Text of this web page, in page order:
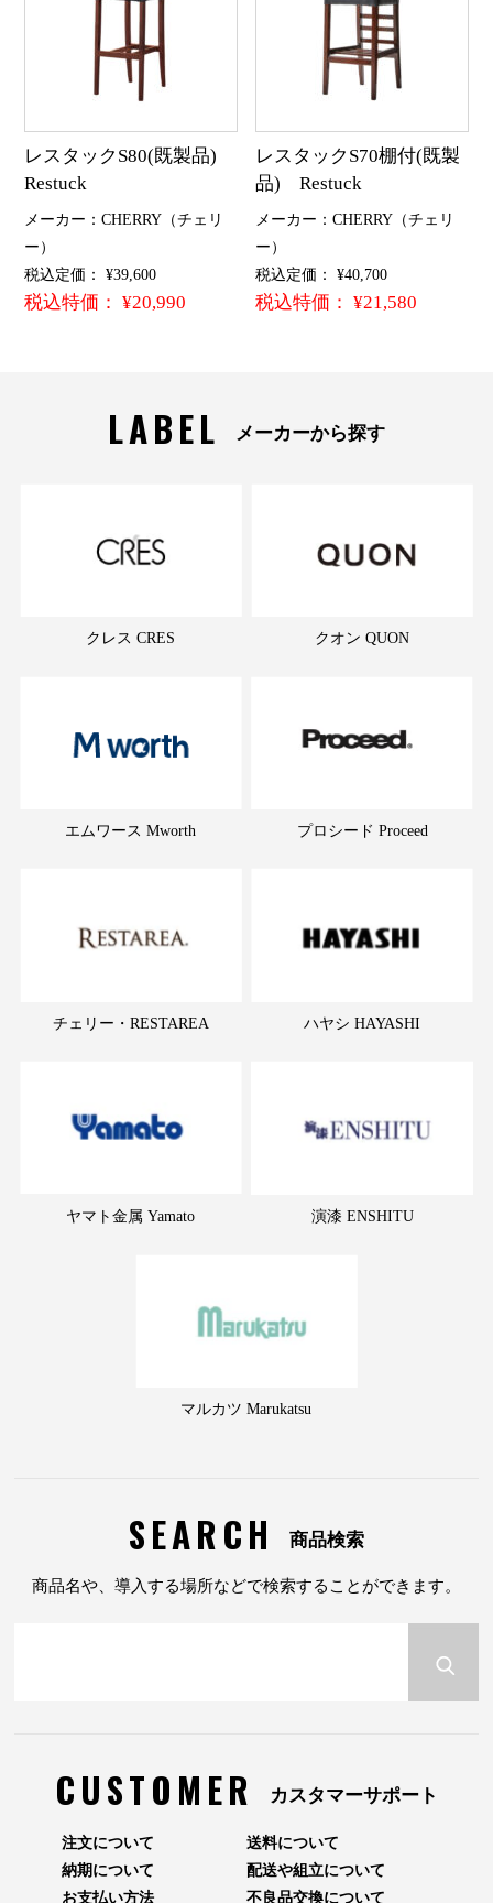
レスタックS80(既製品)
Restuck
メーカー：CHERRY（チェリ
ー）
税込定価： ¥39,600
税込特価： ¥20,990
レスタックS70棚付(既製
品) Restuck
メーカー：CHERRY（チェリ
ー）
税込定価： ¥40,700
税込特価： ¥21,580
LABEL メーカーから探す
クレス CRES クオン QUON
エムワース Mworth プロシード Proceed
チェリー・RESTAREA ハヤシ HAYASHI
ヤマト金属 Yamato 演漆 ENSHITU
マルカツ Marukatsu
SEARCH 商品検索
商品名や、導入する場所などで検索することができます。
CUSTOMER カスタマーサポート
注文について
納期について
お支払い方法
送料について
配送や組立について
不良品交換について